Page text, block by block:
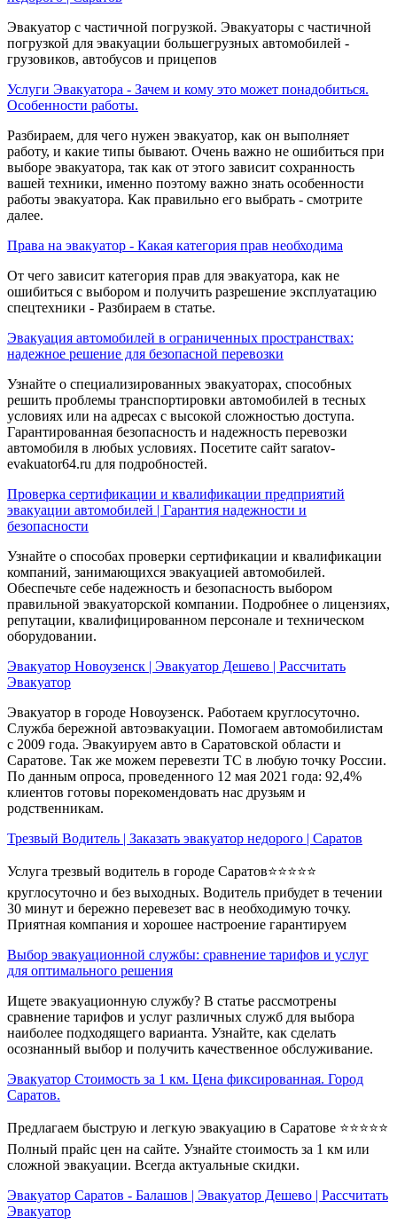
Эвакуатор с частичной погрузкой. Эвакуаторы с частичной
погрузкой для эвакуации большегрузных автомобилей -
грузовиков, автобусов и прицепов
Услуги Эвакуатора - Зачем и кому это может понадобиться.
Особенности работы.
Разбираем, для чего нужен эвакуатор, как он выполняет
работу, и какие типы бывают. Очень важно не ошибиться при
выборе эвакуатора, так как от этого зависит сохранность
вашей техники, именно поэтому важно знать особенности
работы эвакуатора. Как правильно его выбрать - смотрите
далее.
Права на эвакуатор - Какая категория прав необходима
От чего зависит категория прав для эвакуатора, как не
ошибиться с выбором и получить разрешение эксплуатацию
спецтехники - Разбираем в статье.
Эвакуация автомобилей в ограниченных пространствах:
надежное решение для безопасной перевозки
Узнайте о специализированных эвакуаторах, способных
решить проблемы транспортировки автомобилей в тесных
условиях или на адресах с высокой сложностью доступа.
Гарантированная безопасность и надежность перевозки
автомобиля в любых условиях. Посетите сайт saratov-
evakuator64.ru для подробностей.
Проверка сертификации и квалификации предприятий
эвакуации автомобилей | Гарантия надежности и
безопасности
Узнайте о способах проверки сертификации и квалификации
компаний, занимающихся эвакуацией автомобилей.
Обеспечьте себе надежность и безопасность выбором
правильной эвакуаторской компании. Подробнее о лицензиях,
репутации, квалифицированном персонале и техническом
оборудовании.
Эвакуатор Новоузенск | Эвакуатор Дешево | Рассчитать
Эвакуатор
Эвакуатор в городе Новоузенск. Работаем круглосуточно.
Служба бережной автоэвакуации. Помогаем автомобилистам
с 2009 года. Эвакуируем авто в Саратовской области и
Саратове. Так же можем перевезти ТС в любую точку России.
По данным опроса, проведенного 12 мая 2021 года: 92,4%
клиентов готовы порекомендовать нас друзьям и
родственникам.
Трезвый Водитель | Заказать эвакуатор недорого | Саратов
Услуга трезвый водитель в городе Саратов⭐⭐⭐⭐⭐
круглосуточно и без выходных. Водитель прибудет в течении
30 минут и бережно перевезет вас в необходимую точку.
Приятная компания и хорошее настроение гарантируем
Выбор эвакуационной службы: сравнение тарифов и услуг
для оптимального решения
Ищете эвакуационную службу? В статье рассмотрены
сравнение тарифов и услуг различных служб для выбора
наиболее подходящего варианта. Узнайте, как сделать
осознанный выбор и получить качественное обслуживание.
Эвакуатор Стоимость за 1 км. Цена фиксированная. Город
Саратов.
Предлагаем быструю и легкую эвакуацию в Саратове ⭐⭐⭐⭐⭐
Полный прайс цен на сайте. Узнайте стоимость за 1 км или
сложной эвакуации. Всегда актуальные скидки.
Эвакуатор Саратов - Балашов | Эвакуатор Дешево | Рассчитать
Эвакуатор